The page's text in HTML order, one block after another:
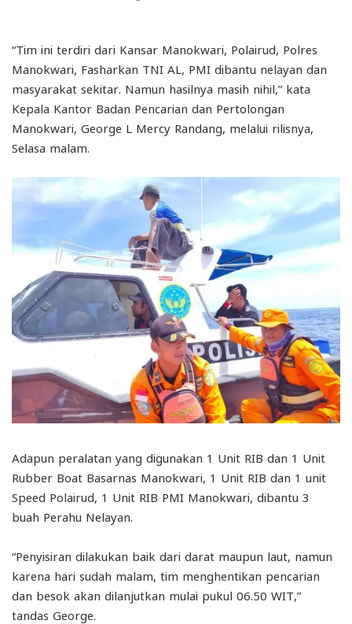
“Tim ini terdiri dari Kansar Manokwari, Polairud, Polres
Manokwari, Fasharkan TNI AL, PMI dibantu nelayan dan
masyarakat sekitar. Namun hasilnya masih nihil,” kata
Kepala Kantor Badan Pencarian dan Pertolongan
Manokwari, George L Mercy Randang, melalui rilisnya,
Selasa malam.
Adapun peralatan yang digunakan 1 Unit RIB dan 1 Unit
Rubber Boat Basarnas Manokwari, 1 Unit RIB dan 1 unit
Speed Polairud, 1 Unit RIB PMI Manokwari, dibantu 3
buah Perahu Nelayan.
“Penyisiran dilakukan baik dari darat maupun laut, namun
karena hari sudah malam, tim menghentikan pencarian
dan besok akan dilanjutkan mulai pukul 06.50 WIT,”
tandas George.